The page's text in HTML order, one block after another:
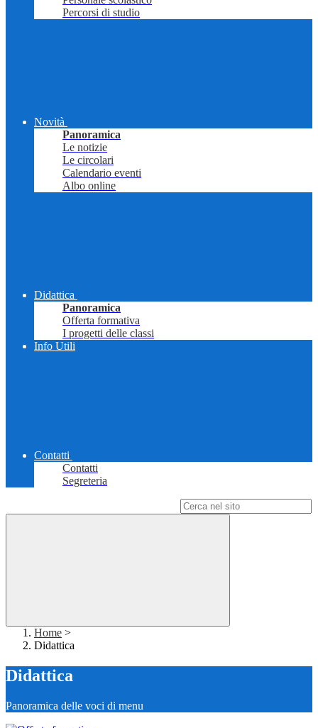
Percorsi di studio
Novità
Panoramica
Le notizie
Le circolari
Calendario eventi
Albo online
Didattica
Panoramica
Offerta formativa
I progetti delle classi
Info Utili
Contatti
Contatti
Segreteria
Home >
Didattica
Didattica
Panoramica delle voci di menu